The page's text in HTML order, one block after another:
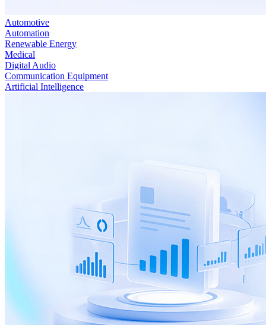
Automotive
Automation
Renewable Energy
Medical
Digital Audio
Communication Equipment
Artificial Intelligence